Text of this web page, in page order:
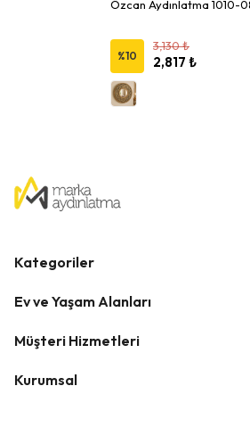
%10
3,130 ₺
2,817 ₺
Kategoriler
Ev ve Yaşam Alanları
Müşteri Hizmetleri
Kurumsal